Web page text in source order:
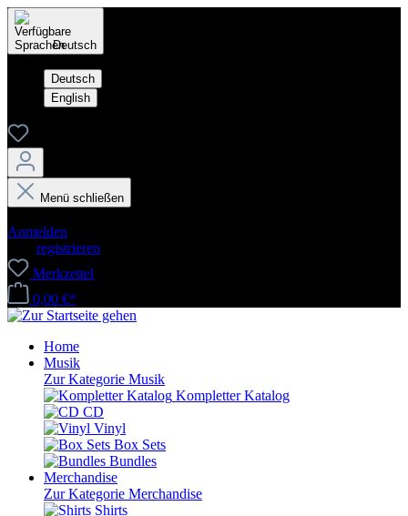
Deutsch
Deutsch
English
Menü schließen
Anmelden
registrieren
Merkzettel
0,00 €*
Home
Musik
Zur Kategorie Musik
Kompletter Katalog
CD
Vinyl
Box Sets
Bundles
Merchandise
Zur Kategorie Merchandise
Shirts